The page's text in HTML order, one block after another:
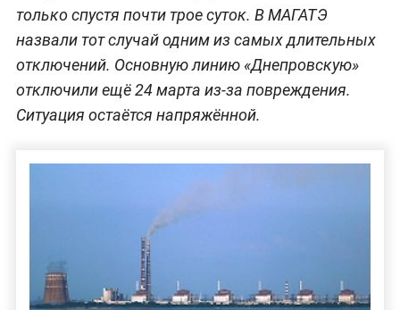
только спустя почти трое суток. В МАГАТЭ
назвали тот случай одним из самых длительных
отключений. Основную линию «Днепровскую»
отключили ещё 24 марта из-за повреждения.
Ситуация остаётся напряжённой.